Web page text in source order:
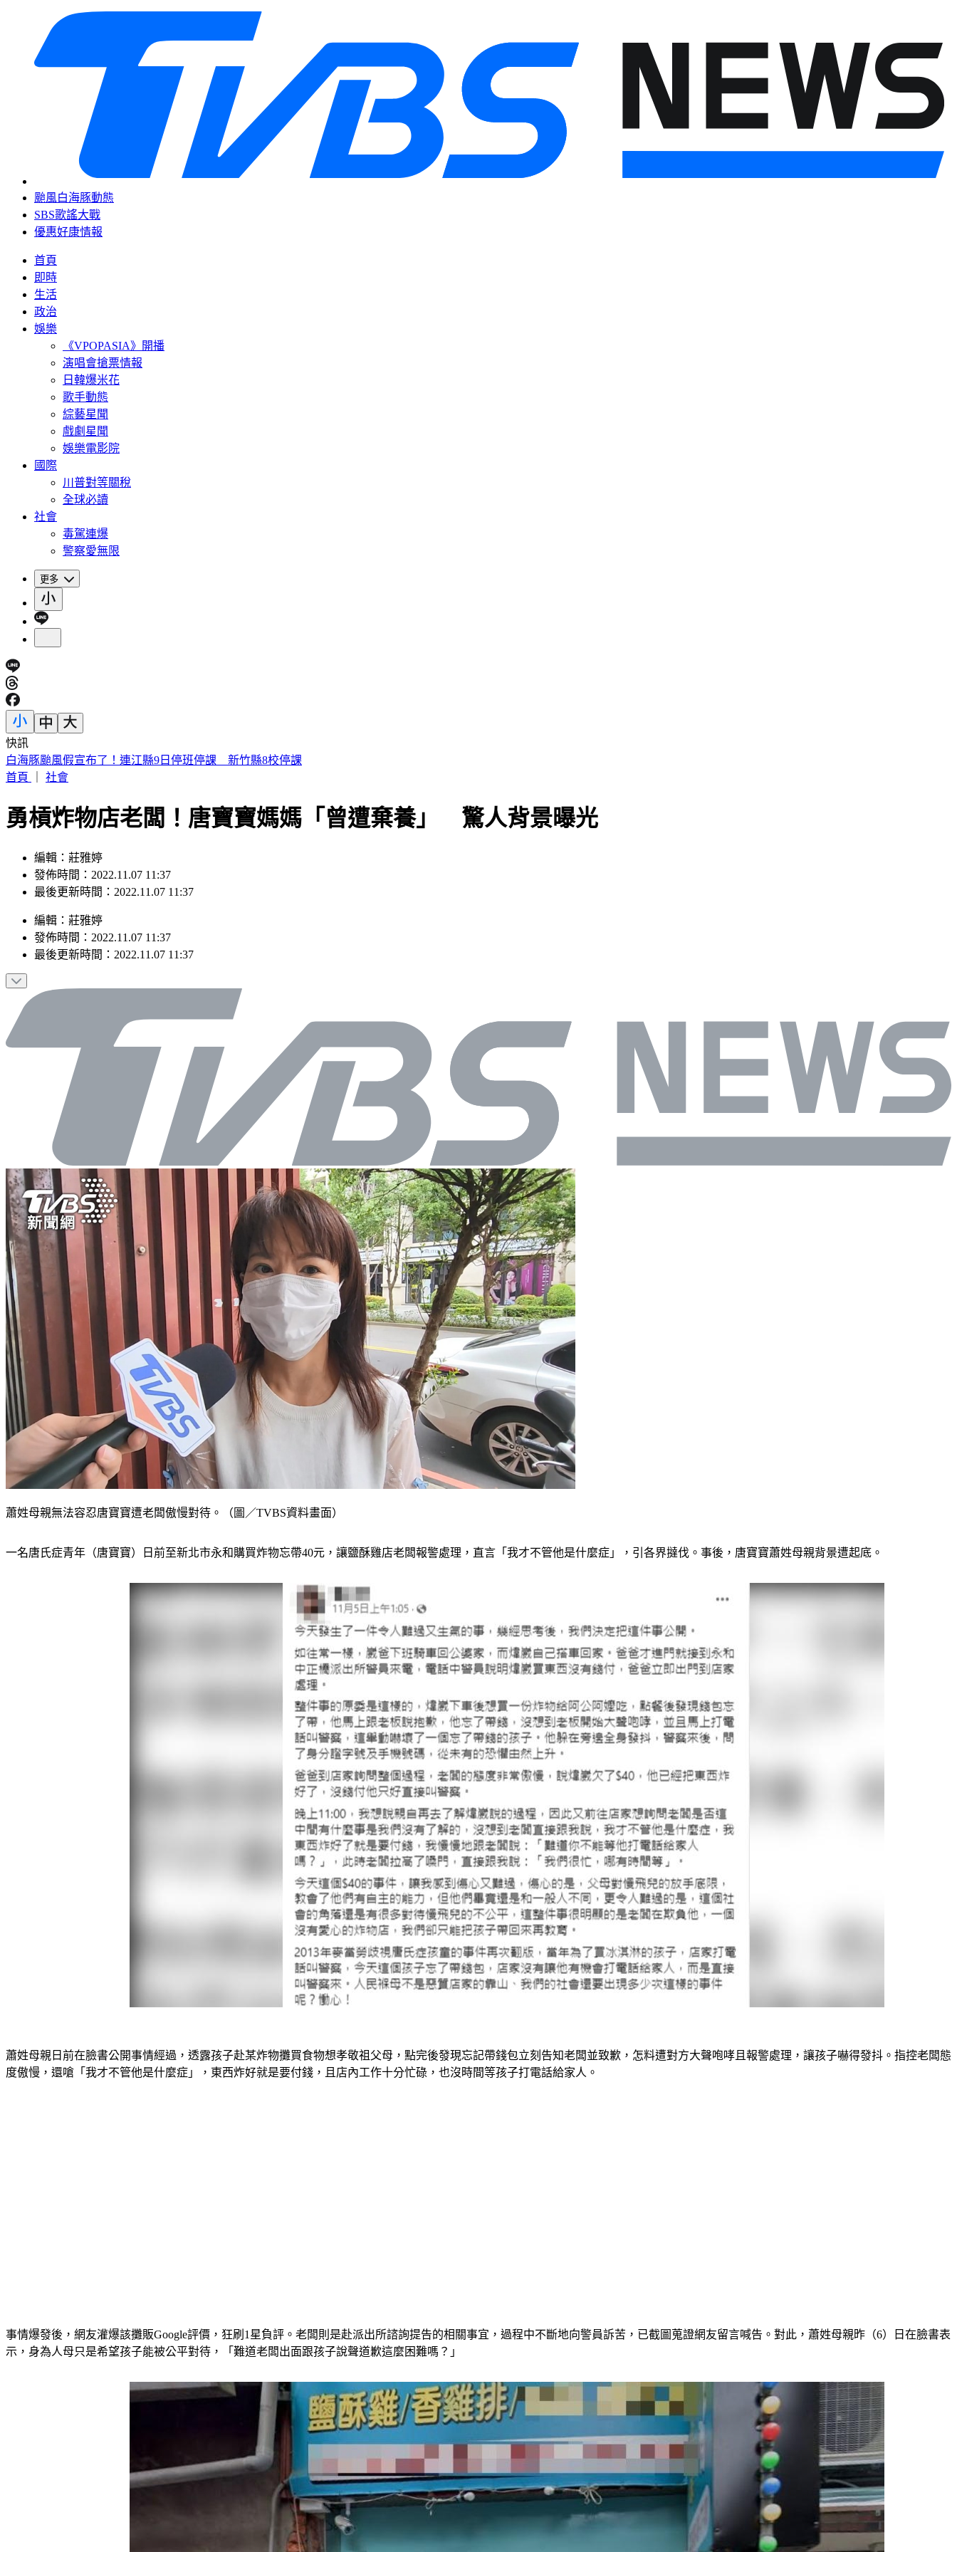
颱風白海豚動態
SBS歌謠大戰
優惠好康情報
首頁
即時
生活
政治
娛樂
《VPOPASIA》開播
演唱會搶票情報
日韓爆米花
歌手動態
綜藝星聞
戲劇星聞
娛樂電影院
國際
川普對等關稅
全球必讀
社會
毒駕連爆
警察愛無限
更多
快訊
白海豚颱風假宣布了！連江縣9日停班停課 新竹縣8校停課
首頁
社會
勇槓炸物店老闆！唐寶寶媽媽「曾遭棄養」 驚人背景曝光
編輯：莊雅婷
發佈時間：2022.11.07 11:37
最後更新時間：2022.11.07 11:37
編輯 ： 莊雅婷
發佈時間： 2022.11.07 11:37
最後更新時間： 2022.11.07 11:37
蕭姓母親無法容忍唐寶寶遭老闆傲慢對待。（圖／TVBS資料畫面）
一名唐氏症青年（唐寶寶）日前至新北市永和購買炸物忘帶40元，讓鹽酥雞店老闆報警處理，直言「我才不管他是什麼症」，引各界撻伐。事後，唐寶寶蕭姓母親背景遭起底。
蕭姓母親日前在臉書公開事情經過，透露孩子赴某炸物攤買食物想孝敬祖父母，點完後發現忘記帶錢包立刻告知老闆並致歉，怎料遭對方大聲咆哮且報警處理，讓孩子嚇得發抖。指控老闆態
度傲慢，還嗆「我才不管他是什麼症」，東西炸好就是要付錢，且店內工作十分忙碌，也沒時間等孩子打電話給家人。
事情爆發後，網友灌爆該攤販Google評價，狂刷1星負評。老闆則是赴派出所諮詢提告的相關事宜，過程中不斷地向警員訴苦，已截圖蒐證網友留言喊告。對此，蕭姓母親昨（6）日在臉書表
示，身為人母只是希望孩子能被公平對待，「難道老闆出面跟孩子說聲道歉這麼困難嗎？」